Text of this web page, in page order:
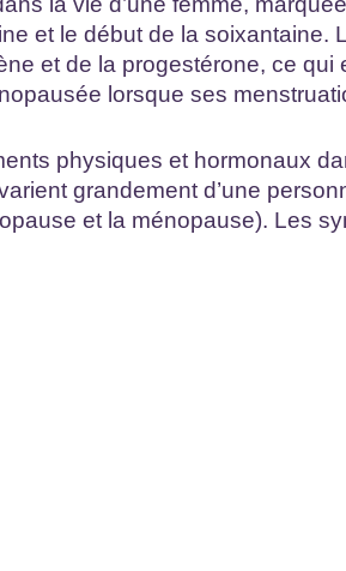
et le début de la
et de la progestérone, ce qui
lorsque ses
physiques et hormonaux
grandement d’une
et la ménopause). Les